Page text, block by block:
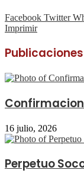
Facebook Twitter
Imprimir
16 julio, 2026
Perpetuo